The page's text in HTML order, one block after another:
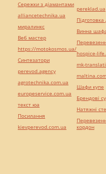
Сережки з діамантами
alliancetechnika.ua
миралинкс
Веб мастер
https://motokosmos.ua/
Синтезатори
perevod.agency
agrotechnika.com.ua
europeservice.com.ua
текст юа
Посилання
kievperevod.com.ua
pereklad.ua
Винна
hospice-
mk-
Шафи купе
Брендові
Натяжні
кордон